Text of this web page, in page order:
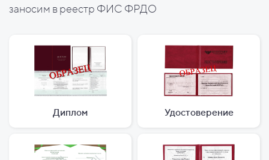
заносим в реестр ФИС ФРДО
Диплом Удостоверение